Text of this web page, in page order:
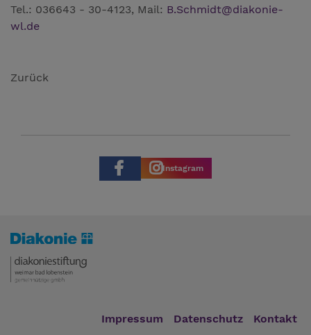
Tel.: 036643 - 30-4123, Mail: B.Schmidt@diakonie-
wl.de
Zurück
Instagram
Impressum Datenschutz Kontakt